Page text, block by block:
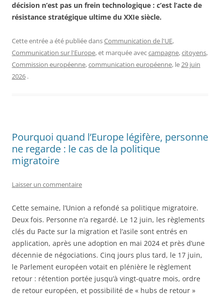
décision n’est pas un frein technologique : c’est l’acte de
résistance stratégique ultime du XXIe siècle.
Cette entrée a été publiée dansCommunication de l'UE,
Communication sur l'Europe, et marquée aveccampagne,citoyens,
Commission européenne,communication européenne, le29 juin
2026 .
Pourquoi quand l’Europe légifère, personne
ne regarde : le cas de la politique
migratoire
Laisser un commentaire
Cette semaine, l’Union a refondé sa politique migratoire.
Deux fois. Personne n’a regardé. Le 12 juin, les règlements
clés du Pacte sur la migration et l’asile sont entrés en
application, après une adoption en mai 2024 et près d’une
décennie de négociations. Cinq jours plus tard, le 17 juin,
le Parlement européen votait en plénière le règlement
retour : rétention portée jusqu’à vingt-quatre mois, ordre
de retour européen, et possibilité de « hubs de retour »